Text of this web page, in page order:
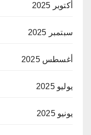
أكتوبر 2025
سبتمبر 2025
أغسطس 2025
يوليو 2025
يونيو 2025